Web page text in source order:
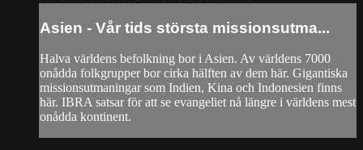
Asien - Vår tids största missionsutma...
Halva världens befolkning bor i Asien. Av världens 7000
onådda folkgrupper bor cirka hälften av dem här. Gigantiska
missionsutmaningar som Indien, Kina och Indonesien finns
här. IBRA satsar för att se evangeliet nå längre i världens mest
onådda kontinent.